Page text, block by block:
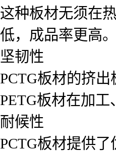
这种板材无须在
低，成品率更高。
坚韧性
PCTG板材的挤
PETG板材在加
耐候性
PCTG板材提供